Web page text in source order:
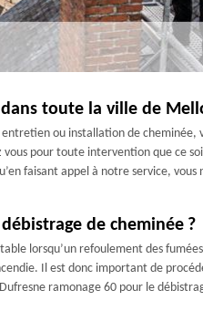
toute la ville de
ou installation de
pour toute intervention que ce
faisant appel à notre service,
de cheminée ?
lorsqu’un refoulement des
Il est donc important de
ramonage 60 pour le